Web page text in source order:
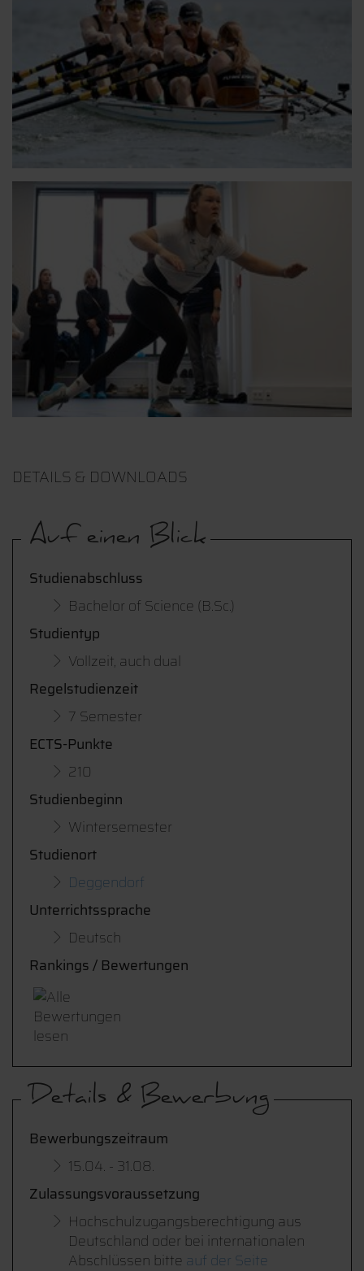
DETAILS & DOWNLOADS
Auf einen Blick
Studienabschluss
Bachelor of Science (B.Sc.)
Studientyp
Vollzeit, auch dual
Regelstudienzeit
7 Semester
ECTS-Punkte
210
Studienbeginn
Wintersemester
Studienort
Deggendorf
Unterrichtssprache
Deutsch
Rankings / Bewertungen
Details & Bewerbung
Bewerbungszeitraum
15.04. - 31.08.
Zulassungsvoraussetzung
Hochschulzugangsberechtigung aus
Deutschland oder bei internationalen
Abschlüssen bitte auf der Seite